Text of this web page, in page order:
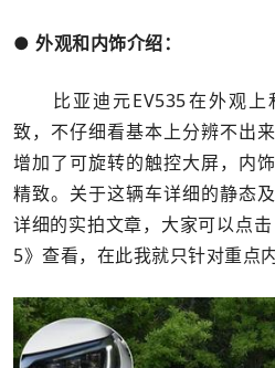
● 外观和内饰介绍：
比亚迪元EV535在外观上
致，不仔细看基本上分辨不出
增加了可旋转的触控大屏，内
精致。关于这辆车详细的静态
详细的实拍文章，大家可以点
5》查看，在此我就只针对重点